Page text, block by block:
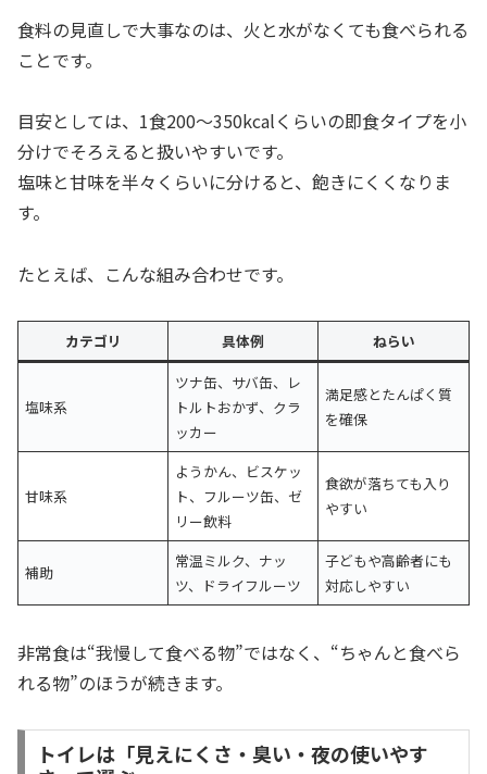
食料の見直しで大事なのは、火と水がなくても食べられる
ことです。
目安としては、1食200〜350kcalくらいの即食タイプを小
分けでそろえると扱いやすいです。
塩味と甘味を半々くらいに分けると、飽きにくくなりま
す。
たとえば、こんな組み合わせです。
カテゴリ 具体例 ねらい
塩味系
ツナ缶、サバ缶、レ
トルトおかず、クラ
ッカー
満足感とたんぱく質
を確保
甘味系
ようかん、ビスケッ
ト、フルーツ缶、ゼ
リー飲料
食欲が落ちても入り
やすい
補助
常温ミルク、ナッ
ツ、ドライフルーツ
子どもや高齢者にも
対応しやすい
非常食は“我慢して食べる物”ではなく、“ちゃんと食べら
れる物”のほうが続きます。
トイレは「見えにくさ・臭い・夜の使いやす